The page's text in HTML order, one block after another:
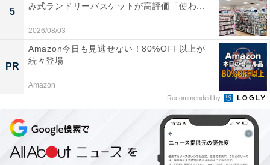
5
み式ランドリーバスケットが高評価「使わ...
2026/08/03
PR
Amazon今日も見逃せない！80%OFF以上が
続々登場
Amazon
Recommended by